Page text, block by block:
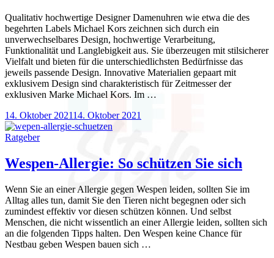
Qualitativ hochwertige Designer Damenuhren wie etwa die des
begehrten Labels Michael Kors zeichnen sich durch ein
unverwechselbares Design, hochwertige Verarbeitung,
Funktionalität und Langlebigkeit aus. Sie überzeugen mit stilsicherer
Vielfalt und bieten für die unterschiedlichsten Bedürfnisse das
jeweils passende Design. Innovative Materialien gepaart mit
exklusivem Design sind charakteristisch für Zeitmesser der
exklusiven Marke Michael Kors. Im …
14. Oktober 202114. Oktober 2021
Ratgeber
Wespen-Allergie: So schützen Sie sich
Wenn Sie an einer Allergie gegen Wespen leiden, sollten Sie im
Alltag alles tun, damit Sie den Tieren nicht begegnen oder sich
zumindest effektiv vor diesen schützen können. Und selbst
Menschen, die nicht wissentlich an einer Allergie leiden, sollten sich
an die folgenden Tipps halten. Den Wespen keine Chance für
Nestbau geben Wespen bauen sich …